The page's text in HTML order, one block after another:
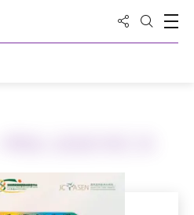
Share to
Open